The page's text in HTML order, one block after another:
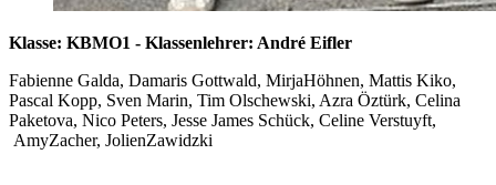
Klasse: KBMO1 - Klassenlehrer: André Eifler
Fabienne Galda, Damaris Gottwald, MirjaHöhnen, Mattis Kiko,
Pascal Kopp, Sven Marin, Tim Olschewski, Azra Öztürk, Celina
Paketova, Nico Peters, Jesse James Schück, Celine Verstuyft,
AmyZacher, JolienZawidzki